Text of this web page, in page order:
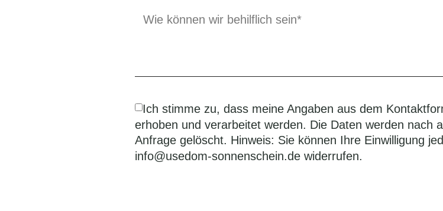
Ich stimme zu, dass meine Angaben aus dem
erhoben und verarbeitet werden. Die Daten werden nach
Anfrage gelöscht. Hinweis: Sie können Ihre Einwilligung
info@usedom-sonnenschein.de widerrufen.